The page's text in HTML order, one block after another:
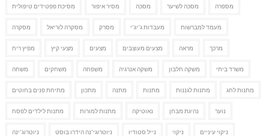
מסיכת פפטידים טיפולית מסיר איפור מסכה מסכה לשיער מספרה
מסקרה מסקרה לוריאל מסרק מעבדות ג'יג'י מעמד למברשות
מפיץ ריח מצעי קיץ מצעים מצעים מעוצבים מראה מרכך
משחה משחקים משפחה משקה אנרגיה משקה חלבון משרד ביתי
מתיחת פנים בחוטים מתכון מתנה מתנות מתנות לגננות מתנות לחג
מתנות לילדים לפסח מתנות למורות נאוטיקה נהיגת מבחן נוער
ניוטרוג'ינה ניוטרוגי'נה הידרו בוסט נייל סטודיו ניקוי ניקוי עיניים